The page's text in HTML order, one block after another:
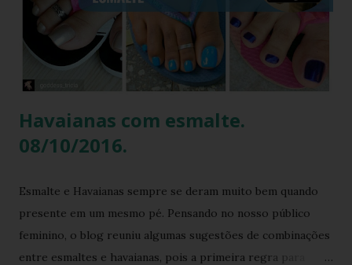
que esse look viralizou, como a atriz combinou o modelo
Top preto, por que celebridades adoram esse clássico
brasileiro e como você pode reproduzir o visual da Kelly
Brook com facilidade. Vamos mergu...
Havaianas com esmalte.
08/10/2016.
Esmalte e Havaianas sempre se deram muito bem quando
presente em um mesmo pé. Pensando no nosso público
feminino, o blog reuniu algumas sugestões de combinações
entre esmaltes e havaianas, pois a primeira regra para